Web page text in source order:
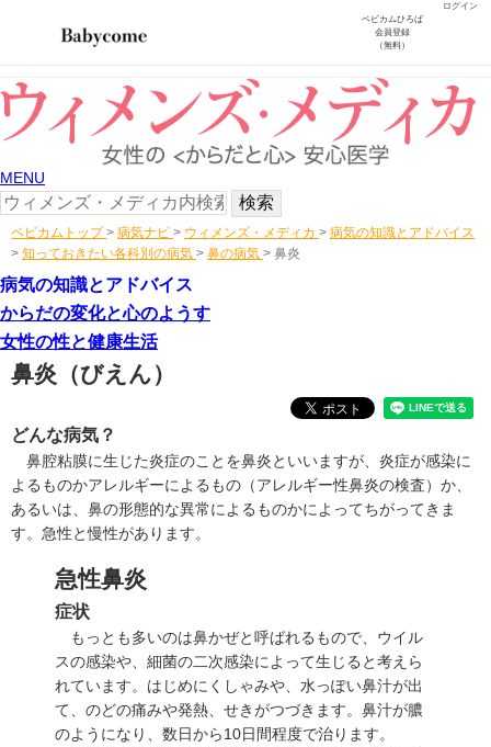
ログイン
ベビカムひろば
会員登録
（無料）
MENU
ベビカムトップ > 病気ナビ > ウィメンズ・メディカ > 病気の知識とアドバイス
> 知っておきたい各科別の病気 > 鼻の病気 > 鼻炎
病気の知識とアドバイス
からだの変化と心のようす
女性の性と健康生活
鼻炎 （びえん）
どんな病気？
鼻腔粘膜に生じた炎症のことを鼻炎といいますが、炎症が感染に
よるものかアレルギーによるもの（アレルギー性鼻炎の検査）か、
あるいは、鼻の形態的な異常によるものかによってちがってきま
す。急性と慢性があります。
急性鼻炎
症状
もっとも多いのは鼻かぜと呼ばれるもので、ウイル
スの感染や、細菌の二次感染によって生じると考えら
れています。はじめにくしゃみや、水っぽい鼻汁が出
て、のどの痛みや発熱、せきがつづきます。鼻汁が膿
のようになり、数日から10日間程度で治ります。